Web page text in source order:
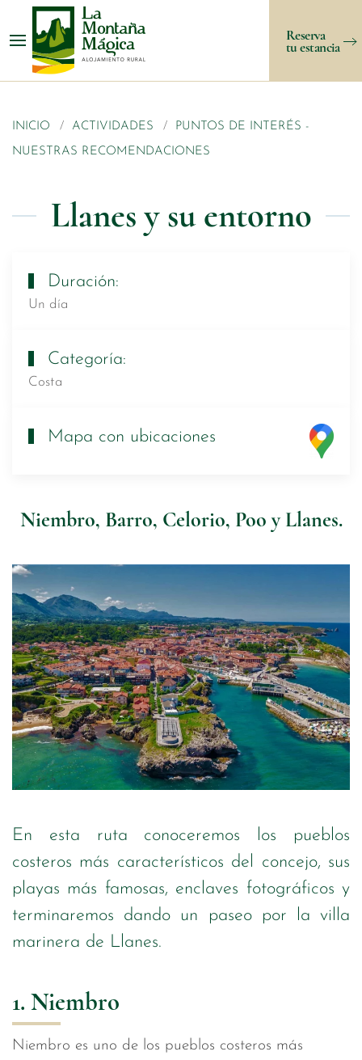
Reserva
tu estancia
INICIO ACTIVIDADES PUNTOS DE INTERÉS -
NUESTRAS RECOMENDACIONES
Llanes y su entorno
Duración:
Un día
Categoría:
Costa
Mapa con ubicaciones
Niembro, Barro, Celorio, Poo y Llanes.
En esta ruta conoceremos los pueblos
costeros más característicos del concejo, sus
playas más famosas, enclaves fotográficos y
terminaremos dando un paseo por la villa
marinera de Llanes.
1. Niembro
Niembro es uno de los pueblos costeros más